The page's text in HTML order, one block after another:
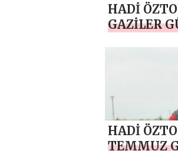
HADİ
GAZİLER
HADİ
TEMMUZ